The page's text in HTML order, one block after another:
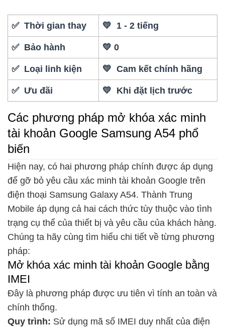
✅ Thời gian thay 💛 1 - 2 tiếng
✅ Bảo hành 💛 0
✅ Loại linh kiện 💛 Cam kết chính hãng
✅ Ưu đãi 💛 Khi đặt lịch trước
Các phương pháp mở khóa xác minh
tài khoản Google Samsung A54 phổ
biến
Hiện nay, có hai phương pháp chính được áp dụng
để gỡ bỏ yêu cầu xác minh tài khoản Google trên
điện thoại Samsung Galaxy A54. Thành Trung
Mobile áp dụng cả hai cách thức tùy thuộc vào tình
trạng cụ thể của thiết bị và yêu cầu của khách hàng.
Chúng ta hãy cùng tìm hiểu chi tiết về từng phương
pháp:
Mở khóa xác minh tài khoản Google bằng
IMEI
Đây là phương pháp được ưu tiên vì tính an toàn và
chính thống.
Quy trình: Sử dụng mã số IMEI duy nhất của điện